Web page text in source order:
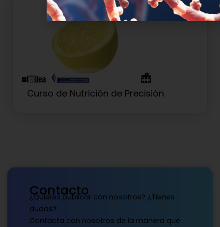
Curso de Nutrición de Precisión
Contacto
¿Quieres publicar con nosotros? ¿Tienes
dudas?
Contacta con nosotros de la manera que